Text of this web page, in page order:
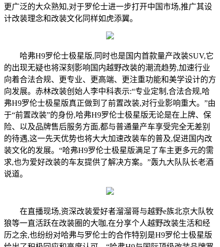
更广泛的大众熟知,对于罗伦士进一步打开中国市场,推广其设
计改装理念和改装文化同样如虎添翼。
哈弗H9罗伦士极星版,同时也是国内首款量产改装SUV,它
的出现无疑也将深刻影响国内越野改装的潮流趋势,加速行业
向着合法合规、更专业、更高端、更注重功能和美学设计的方
向发展。赤林改装创始人李中科表示:“专业定制,合法合规,哈
弗H9罗伦士极星版真正做到了前置改装,对行业影响重大。”由
于“前置改装”的身份,哈弗H9罗伦士极星版无论是在上牌、保
险、以及品牌售后服务方面,都与普通量产车享受完全无差别
的待遇,这一先天优势也将大大加速改装车的普及,促进国内改
装文化的发展。“哈弗H9罗伦士极星版满足了车主更多元的需
求,也为爱好改装的车友提供了解决方案。”轰九大队队长老酒
说道。
在直播现场,资深改装爱好者溜溜哥与越野e族北京大队牧
狼等一直活跃在改装圈的大咖,在分享个人越野改装生活和经
历之余,也纷纷对哈弗与罗伦士的合作特别是H9罗伦士极星版